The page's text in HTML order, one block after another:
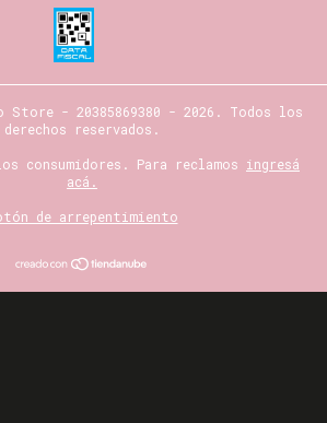
- 20385869380 - 2026. Todos los
derechos reservados.
consumidores. Para reclamos ingresá
acá.
de arrepentimiento